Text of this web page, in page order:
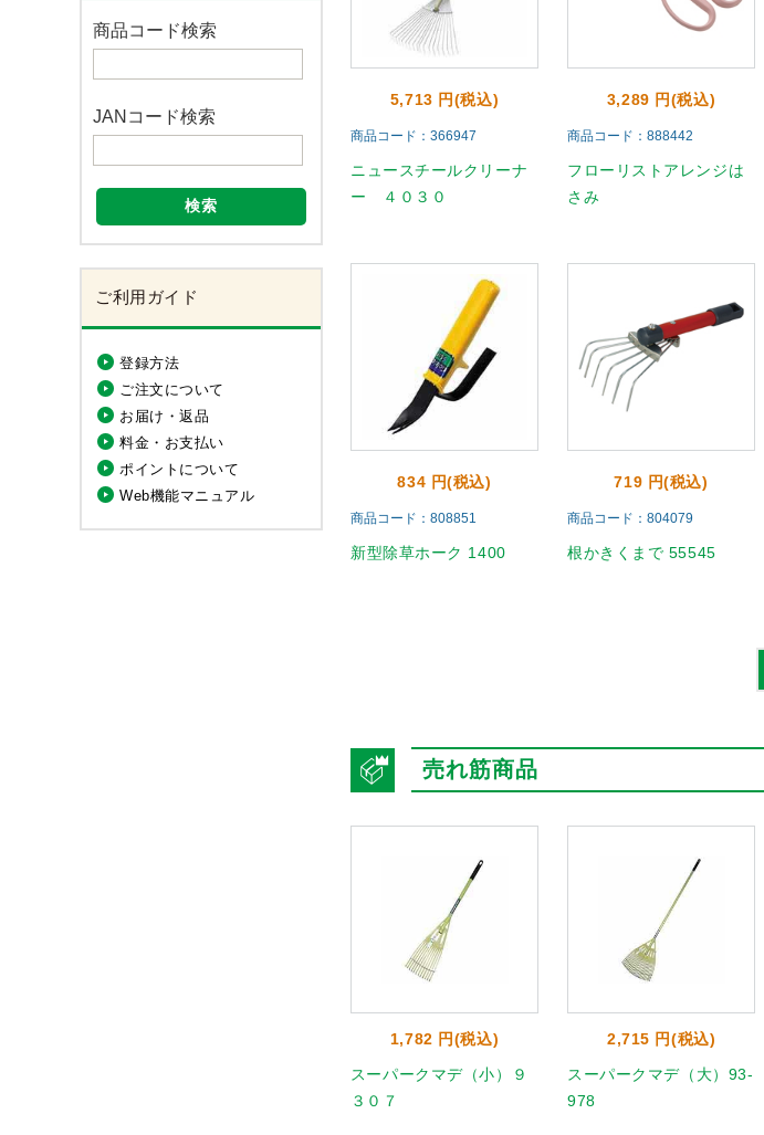
商品コード検索
JANコード検索
検索
ご利用ガイド
登録方法
ご注文について
お届け・返品
料金・お支払い
ポイントについて
Web機能マニュアル
5,713 円(税込)
商品コード：366947
ニュースチールクリーナ
ー ４０３０
3,289 円(税込)
商品コード：888442
フローリストアレンジは
さみ
834 円(税込)
商品コード：808851
新型除草ホーク 1400
719 円(税込)
商品コード：804079
根かきくまで 55545
売れ筋商品
1,782 円(税込)
スーパークマデ（小）９
３０７
2,715 円(税込)
スーパークマデ（大）93-
978